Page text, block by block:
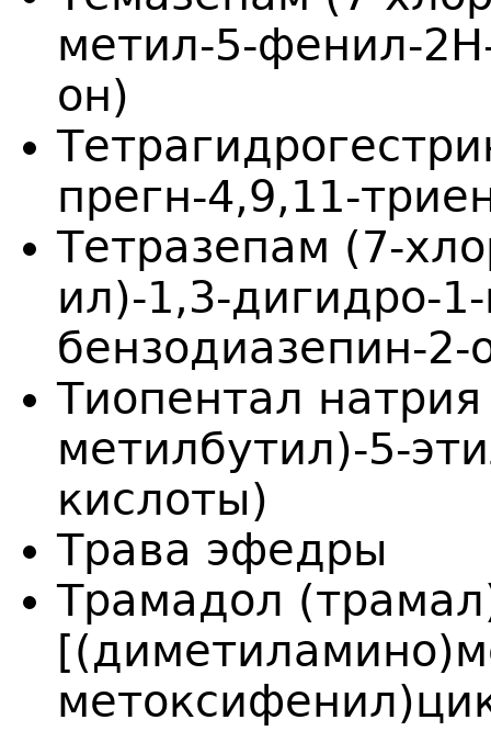
метил-5-фенил-
он)
прегн-4,9,11-
Тетразепам (7-
ил)-1,3-дигидро-
бензодиазепин-2-
Тиопентал
метилбутил)-5-
кислоты)
Трава эфедры
Трамадол